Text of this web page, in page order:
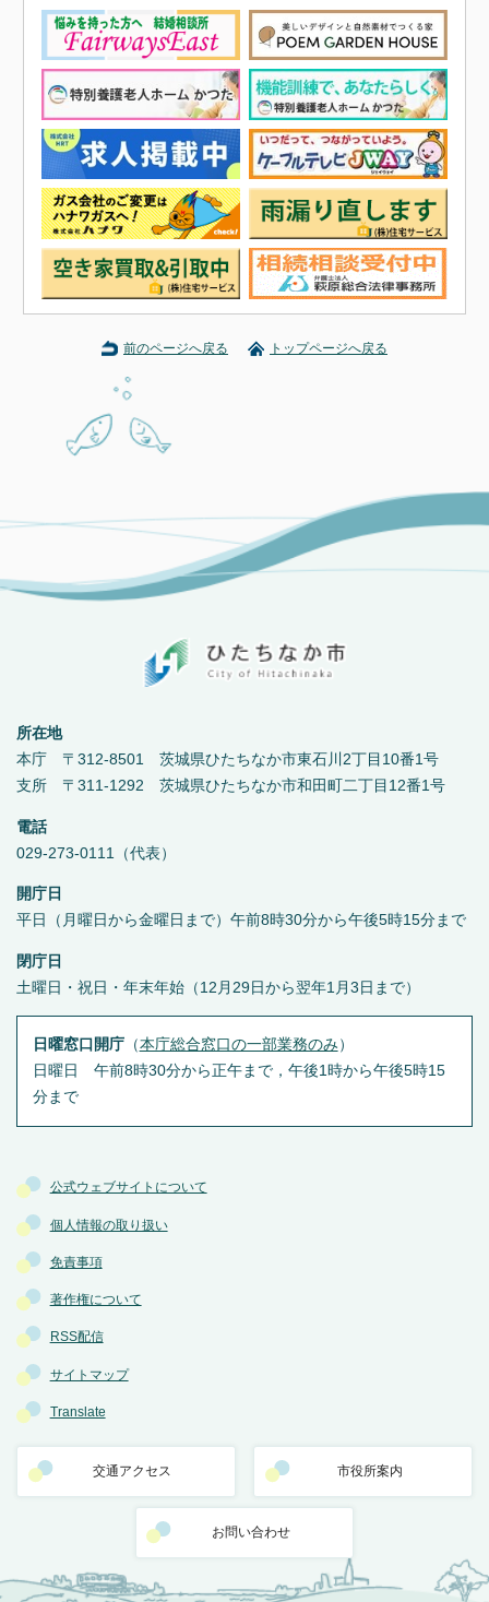
前のページへ戻る トップページへ戻る
公式ウェブサイトについて
個人情報の取り扱い
免責事項
著作権について
RSS配信
サイトマップ
Translate
交通アクセス 市役所案内
お問い合わせ
所在地
本庁 〒312-8501 茨城県ひたちなか市東石川2丁目10番1号
支所 〒311-1292 茨城県ひたちなか市和田町二丁目12番1号
電話
029-273-0111（代表）
開庁日
平日（月曜日から金曜日まで）午前8時30分から午後5時15分まで
閉庁日
土曜日・祝日・年末年始（12月29日から翌年1月3日まで）
日曜窓口開庁（本庁総合窓口の一部業務のみ ）
日曜日 午前8時30分から正午まで，午後1時から午後5時15
分まで